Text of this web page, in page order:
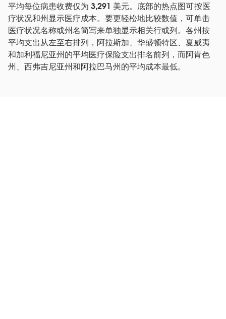
平均每位病患收费仅为 3,291 美元。底部的热点图可按医
疗状况和州显示医疗成本。要更轻松地比较数值，可单击
医疗状况名称或州名简写来单独显示相关行或列。各州按
平均支出从左至右排列，阿拉斯加、华盛顿特区、夏威夷
和加利福尼亚州的平均医疗保险支出排名前列，而阿肯色
州、西弗吉尼亚州和阿拉巴马州的平均成本最低。